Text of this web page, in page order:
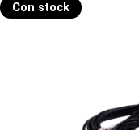
Con stock